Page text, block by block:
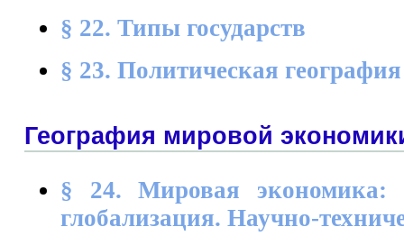
§ 22. Типы государств
§ 23. Политическая
География мировой
§ 24. Мировая экономика:
глобализация. Научно-